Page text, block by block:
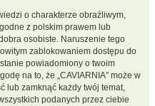
o charakterze obraźliwym,
z polskim prawem lub
osobiste. Naruszenie tego
zablokowaniem dostępu do
powiadomiony o twoim
na to, że „CAVIARNIA” może w
lub zamknąć każdy twój temat,
podanych przez ciebie